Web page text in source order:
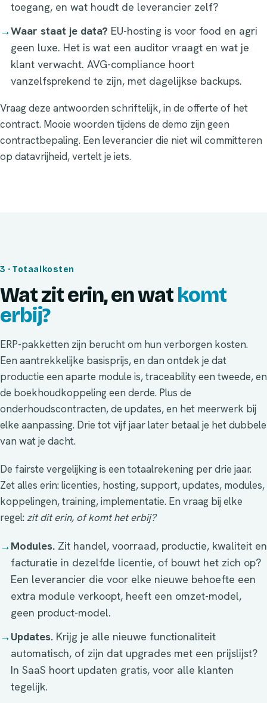
toegang, en wat houdt de leverancier zelf?
→Waar staat je data? EU-hosting is voor food en agri
geen luxe. Het is wat een auditor vraagt en wat je
klant verwacht. AVG-compliance hoort
vanzelfsprekend te zijn, met dagelijkse backups.
Vraag deze antwoorden schriftelijk, in de offerte of het
contract. Mooie woorden tijdens de demo zijn geen
contractbepaling. Een leverancier die niet wil committeren
op datavrijheid, vertelt je iets.
3 · Totaalkosten
Wat zit erin, en watkomt
erbij?
ERP-pakketten zijn berucht om hun verborgen kosten.
Een aantrekkelijke basisprijs, en dan ontdek je dat
productie een aparte module is, traceability een tweede, en
de boekhoudkoppeling een derde. Plus de
onderhoudscontracten, de updates, en het meerwerk bij
elke aanpassing. Drie tot vijf jaar later betaal je het dubbele
van wat je dacht.
De fairste vergelijking is een totaalrekening per drie jaar.
Zet alles erin: licenties, hosting, support, updates, modules,
koppelingen, training, implementatie. En vraag bij elke
regel:zit dit erin, of komt het erbij?
→Modules. Zit handel, voorraad, productie, kwaliteit en
facturatie in dezelfde licentie, of bouwt het zich op?
Een leverancier die voor elke nieuwe behoefte een
extra module verkoopt, heeft een omzet-model,
geen product-model.
→Updates. Krijg je alle nieuwe functionaliteit
automatisch, of zijn dat upgrades met een prijslijst?
In SaaS hoort updaten gratis, voor alle klanten
tegelijk.